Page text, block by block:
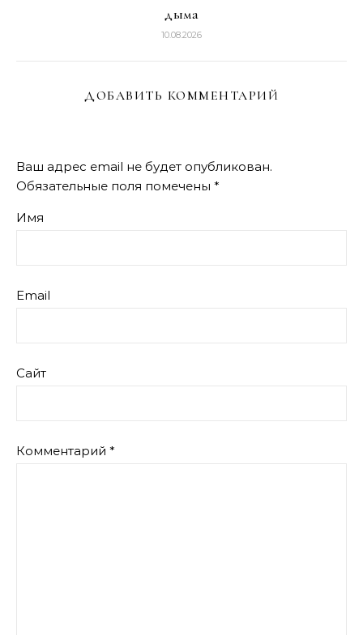
дыма
10.08.2026
ДОБАВИТЬ КОММЕНТАРИЙ
Ваш адрес email не будет опубликован.
Обязательные поля помечены *
Имя
Email
Сайт
Комментарий *